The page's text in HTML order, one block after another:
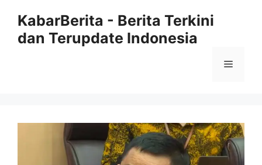
KabarBerita - Berita Terkini
dan Terupdate Indonesia
Menu